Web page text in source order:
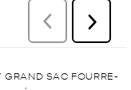
GRAND SAC FOURRE-